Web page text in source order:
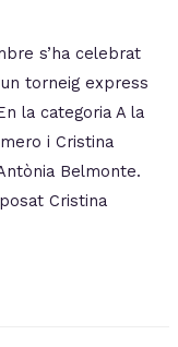
s’ha celebrat
torneig express
la categoria A la
i Cristina
Belmonte.
Cristina